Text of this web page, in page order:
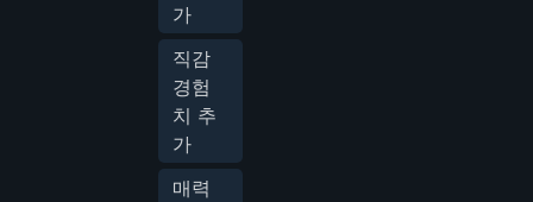
가
직감
경험
치 추
가
매력